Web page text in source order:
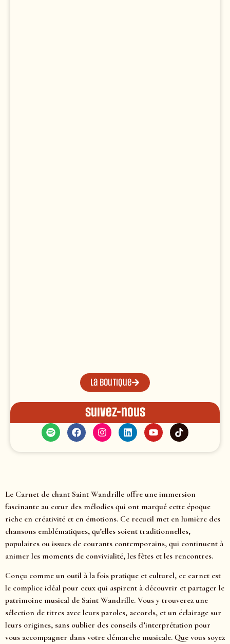
La boutique
Suivez-nous
Le Carnet de chant Saint Wandrille offre une immersion
fascinante au cœur des mélodies qui ont marqué cette époque
riche en créativité et en émotions. Ce recueil met en lumière des
chansons emblématiques, qu’elles soient traditionnelles,
populaires ou issues de courants contemporains, qui continuent à
animer les moments de convivialité, les fêtes et les rencontres.
Conçu comme un outil à la fois pratique et culturel, ce carnet est
le complice idéal pour ceux qui aspirent à découvrir et partager le
patrimoine musical de Saint Wandrille. Vous y trouverez une
sélection de titres avec leurs paroles, accords, et un éclairage sur
leurs origines, sans oublier des conseils d’interprétation pour
vous accompagner dans votre démarche musicale. Que vous soyez